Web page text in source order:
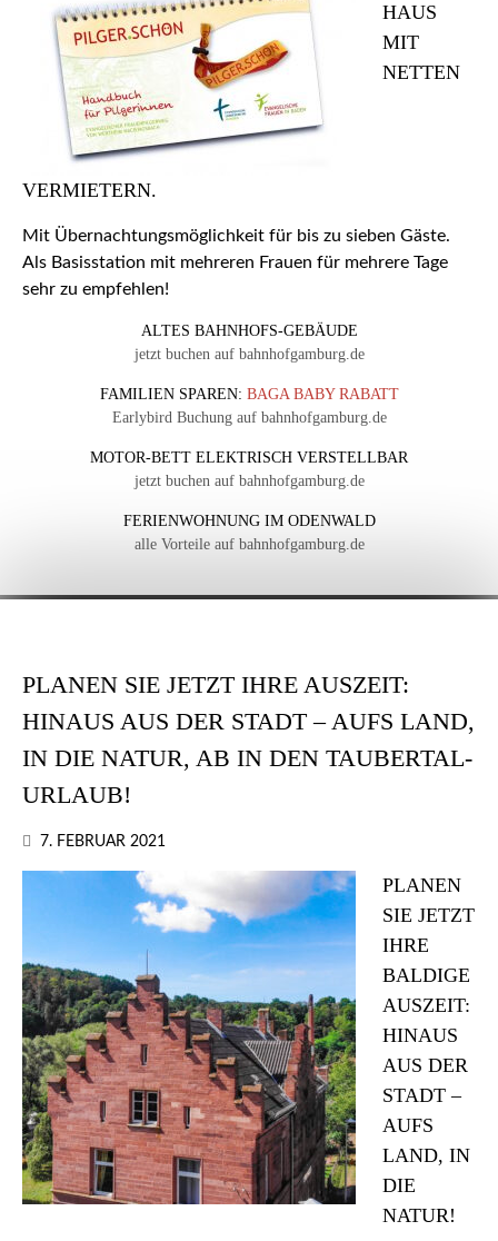
HAUS
MIT
NETTEN
VERMIETERN.
Mit Übernachtungsmöglichkeit für bis zu sieben Gäste.
Als Basisstation mit mehreren Frauen für mehrere Tage
sehr zu empfehlen!
ALTES BAHNHOFS-GEBÄUDE
jetzt buchen auf bahnhofgamburg.de
FAMILIEN SPAREN: BAGA BABY RABATT
Earlybird Buchung auf bahnhofgamburg.de
MOTOR-BETT ELEKTRISCH VERSTELLBAR
jetzt buchen auf bahnhofgamburg.de
FERIENWOHNUNG IM ODENWALD
alle Vorteile auf bahnhofgamburg.de
PLANEN SIE JETZT IHRE AUSZEIT:
HINAUS AUS DER STADT – AUFS LAND,
IN DIE NATUR, AB IN DEN TAUBERTAL-
URLAUB!
7. FEBRUAR 2021
PLANEN
SIE JETZT
IHRE
BALDIGE
AUSZEIT:
HINAUS
AUS DER
STADT –
AUFS
LAND, IN
DIE
NATUR!